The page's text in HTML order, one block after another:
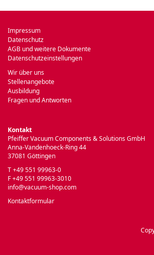
Impressum
Datenschutz
AGB und weitere Dokumente
Datenschutzeinstellungen
Wir über uns
Stellenangebote
Ausbildung
Fragen und Antworten
Kontakt
Pfeiffer Vacuum Components & Solutions GmbH
Anna-Vandenhoeck-Ring 44
37081 Göttingen
T +49 551 99963-0
F +49 551 99963-3010
info@vacuum-shop.com
Kontaktformular